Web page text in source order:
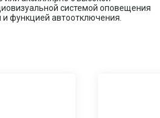
системой оповещения
функцией автоотключения.